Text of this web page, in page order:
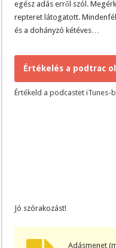
egész adás erről szól.
repteret látogatott.
és a dohányzó kétéves…
Értékelés a podtrac
Értékeld a podcastet iTunes-
Jó szórakozást!
Adásmenet